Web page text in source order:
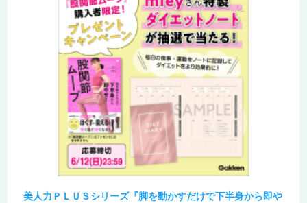
美人力ＰＬＵＳシリーズ『脚を動かすだけで下半身から即や